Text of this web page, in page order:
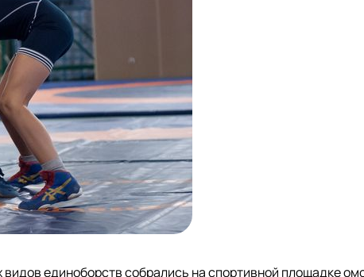
единоборств собрались на спортивной площадке